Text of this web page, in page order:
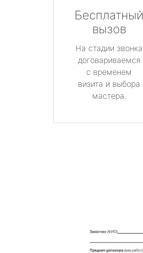
Бесплатный
вызов
На стадии звонка
договариваемся
с временем
визита и выбора
мастера.